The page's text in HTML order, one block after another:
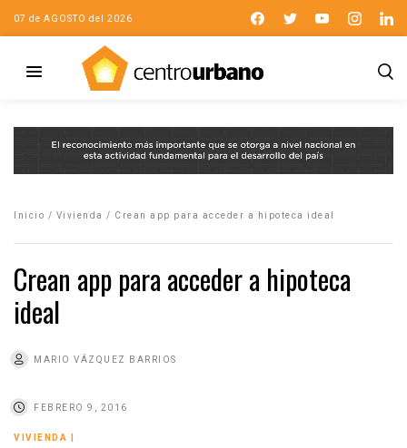
07 de AGOSTO del 2026
Inicio / Vivienda / Crean app para acceder a hipoteca ideal
Crean app para acceder a hipoteca
ideal
MARIO VÁZQUEZ BARRIOS
FEBRERO 9, 2016
VIVIENDA